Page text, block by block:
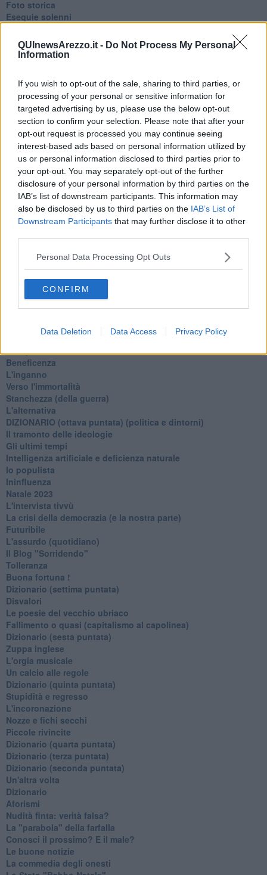
QUInewsArezzo.it - Do Not Process My Personal
Information
If you wish to opt-out of the sale, sharing to third parties, or
processing of your personal or sensitive information for
targeted advertising by us, please use the below opt-out
section to confirm your selection. Please note that after your
opt-out request is processed you may continue seeing
interest-based ads based on personal information utilized by
us or personal information disclosed to third parties prior to
your opt-out. You may separately opt-out of the further
disclosure of your personal information by third parties on the
IAB’s list of downstream participants. This information may
also be disclosed by us to third parties on the IAB’s List of
Downstream Participants that may further disclose it to other
Personal Data Processing Opt Outs
CONFIRM
Data Deletion Data Access Privacy Policy
Foto storica
Esequie solenni
Teste calde
Non avere e non essere
Schizzi di fango
Sor-riso amaro
Fine anno al ristorante
La festa di Capodanno
Natale 2024
Re e regnanti
A noi interessa il dito non la luna
Come rubare allo stato e vivere felici
Una performance
Il compagno
​Io (allo specchio)
Tramonto
La virtù del non fare
Il giorno dei saldi
L'ultimo post
Leggendo l'Eneide
​(In)sicurezza stradale
Il decalogo del politico
Solitudine
Mercanti nel tempio
Beneficenza
L'inganno
Verso l'immortalità
Stanchezza (della guerra)
L'alternativa
​DIZIONARIO (ottava puntata) (politica e dintorni)
Il tramonto delle ideologie
Gli ultimi tempi
Intelligenza artificiale e deficienza naturale
Io populista
Ininfluenza
Natale 2023
L'intervista tivvù
La crisi della democrazia (e la nostra parte)
Futuribile
L'assurdo (quotidiano)
Il Blog "Sorridendo"
Tolleranza
Buona fortuna !
​Dizionario (settima puntata)
Disvalori
Le poesie del vecchio ubriaco
Fallimento o quasi (capitalismo al capolinea)
Dizionario (sesta puntata)
Zuppa inglese
L'orgia musicale
Un calcio alle regole
Dizionario (quinta puntata)
Stupidità e regresso
L'incoronazione
Nozze e fichi secchi
Piccole rivincite
​Dizionario (quarta puntata)
​Dizionario (terza puntata)
​Dizionario (seconda puntata)
Un'altra volta
Dizionario
Aforismi
Nudità finta: verità falsa?
La "parabola" della farfalla
Conosci il prossimo? E il male?
Le buone notizie
La commedia degli onesti